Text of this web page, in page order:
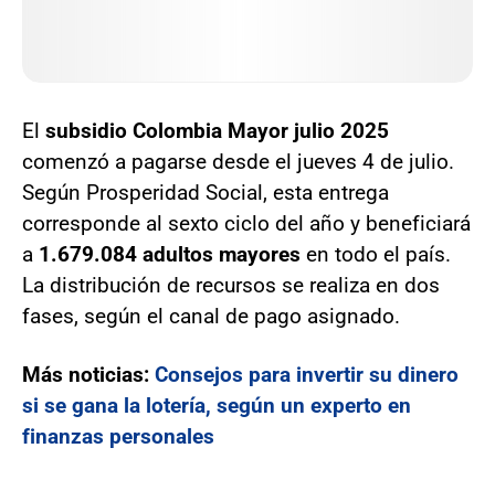
El subsidio Colombia Mayor julio 2025
comenzó a pagarse desde el jueves 4 de julio.
Según Prosperidad Social, esta entrega
corresponde al sexto ciclo del año y beneficiará
a 1.679.084 adultos mayores en todo el país.
La distribución de recursos se realiza en dos
fases, según el canal de pago asignado.
Más noticias: Consejos para invertir su dinero
si se gana la lotería, según un experto en
finanzas personales